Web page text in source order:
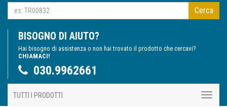
Cerca
BISOGNO DI AIUTO?
Hai bisogno di assistenza o non hai trovato il prodotto che cercavi?
CHIAMACI!
030.9962661
TUTTI I PRODOTTI